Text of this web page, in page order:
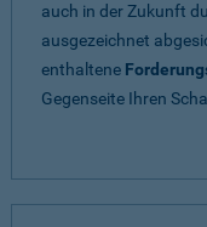
auch in der Zukunft
ausgezeichnet
enthaltene
Gegenseite Ihren